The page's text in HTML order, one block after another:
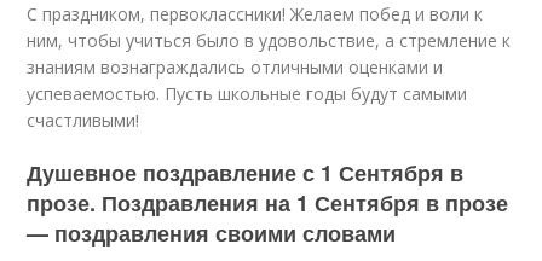
С праздником, первоклассники! Желаем побед и воли к
ним, чтобы учиться было в удовольствие, а стремление к
знаниям вознаграждались отличными оценками и
успеваемостью. Пусть школьные годы будут самыми
счастливыми!
Душевное поздравление с 1 Сентября в
прозе. Поздравления на 1 Сентября в прозе
— поздравления своими словами